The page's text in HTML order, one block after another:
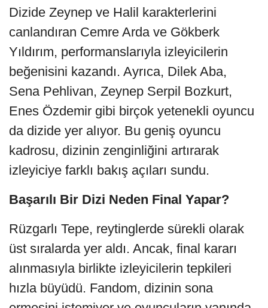
Dizide Zeynep ve Halil karakterlerini
canlandıran Cemre Arda ve Gökberk
Yıldırım, performanslarıyla izleyicilerin
beğenisini kazandı. Ayrıca, Dilek Aba,
Sena Pehlivan, Zeynep Serpil Bozkurt,
Enes Özdemir gibi birçok yetenekli oyuncu
da dizide yer alıyor. Bu geniş oyuncu
kadrosu, dizinin zenginliğini artırarak
izleyiciye farklı bakış açıları sundu.
Başarılı Bir Dizi Neden Final Yapar?
Rüzgarlı Tepe, reytinglerde sürekli olarak
üst sıralarda yer aldı. Ancak, final kararı
alınmasıyla birlikte izleyicilerin tepkileri
hızla büyüdü. Fandom, dizinin sona